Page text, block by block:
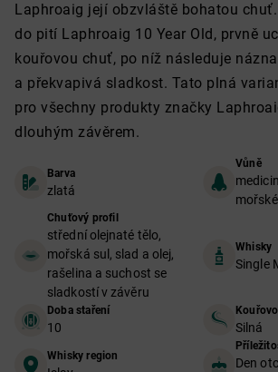
Laphroaig její obzvláště bohatou
do pití Laphroaig 10 Year Old, prvně
kouřovou chuť, po níž následuje
a překvapivá sladkost. Tato plná
pro všechny produkty značky
dlouhým závěrem.
Barva
zlatá
Vůně
Chuťový profil
střední olejnaté tělo,
mořská sul, slad a olej,
rašelina a suchost se
sladkostí v závěru
Whisky
Single
Doba staření
10 Silná
Whisky region
Den